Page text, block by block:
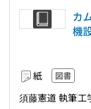
カ
機
紙 図書
須藤憲道 執筆工